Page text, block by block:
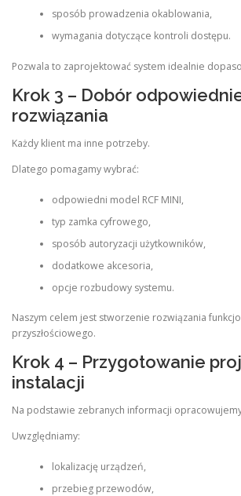
sposób prowadzenia okablowania,
wymagania dotyczące kontroli dostępu.
Pozwala to zaprojektować system idealnie
Krok 3 – Dobór
rozwiązania
Każdy klient ma inne potrzeby.
Dlatego pomagamy wybrać:
odpowiedni model RCF MINI,
typ zamka cyfrowego,
sposób autoryzacji użytkowników,
dodatkowe akcesoria,
opcje rozbudowy systemu.
Naszym celem jest stworzenie rozwiązania
przyszłościowego.
Krok 4 – Przygotowanie
instalacji
Na podstawie zebranych informacji
Uwzględniamy:
lokalizację urządzeń,
przebieg przewodów,